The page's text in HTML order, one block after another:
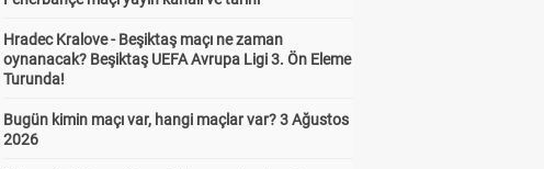
Hradec Kralove - Beşiktaş maçı ne zaman
oynanacak? Beşiktaş UEFA Avrupa Ligi 3. Ön Eleme
Turunda!
Bugün kimin maçı var, hangi maçlar var? 3 Ağustos
2026